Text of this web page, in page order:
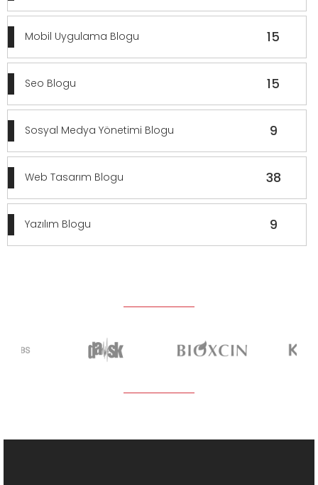
Mobil Uygulama Blogu 15
Seo Blogu 15
Sosyal Medya Yönetimi Blogu 9
Web Tasarım Blogu 38
Yazılım Blogu 9